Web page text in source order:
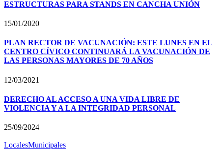
ESTRUCTURAS PARA STANDS EN CANCHA UNIÓN
15/01/2020
PLAN RECTOR DE VACUNACIÓN: ESTE LUNES EN EL
CENTRO CÍVICO CONTINUARÁ LA VACUNACIÓN DE
LAS PERSONAS MAYORES DE 70 AÑOS
12/03/2021
DERECHO AL ACCESO A UNA VIDA LIBRE DE
VIOLENCIA Y A LA INTEGRIDAD PERSONAL
25/09/2024
LocalesMunicipales